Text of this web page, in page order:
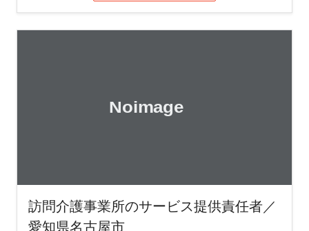
訪問介護事業所のサービス提供責任者／
愛知県名古屋市